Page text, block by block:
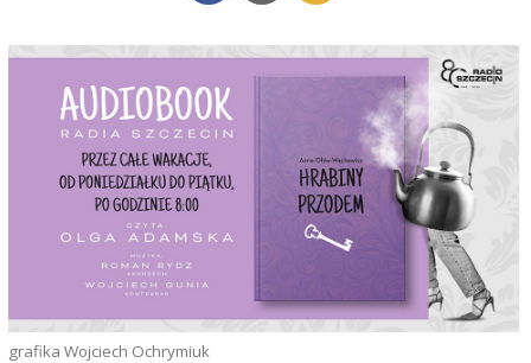
grafika Wojciech Ochrymiuk